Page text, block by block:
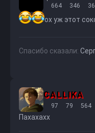
664 346
ох уж этот
Спасибо сказали:
CALLIKA
97 79 564
Пахахахх